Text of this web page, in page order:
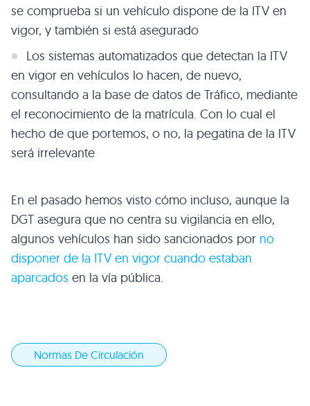
se comprueba si un vehículo dispone de la ITV en
vigor, y también si está asegurado
Los sistemas automatizados que detectan la ITV
en vigor en vehículos lo hacen, de nuevo,
consultando a la base de datos de Tráfico, mediante
el reconocimiento de la matrícula. Con lo cual el
hecho de que portemos, o no, la pegatina de la ITV
será irrelevante
En el pasado hemos visto cómo incluso, aunque la
DGT asegura que no centra su vigilancia en ello,
algunos vehículos han sido sancionados por no
disponer de la ITV en vigor cuando estaban
aparcados en la vía pública.
Normas De Circulación